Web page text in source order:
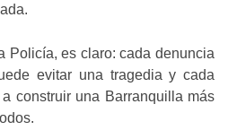
Policía, es claro: cada denuncia
evitar una tragedia y cada
construir una Barranquilla más